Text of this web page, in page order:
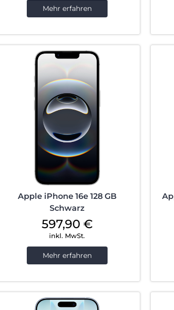
Mehr erfahren
Apple iPhone 16e 128 GB
Schwarz
597,90 €
inkl. MwSt.
Mehr erfahren